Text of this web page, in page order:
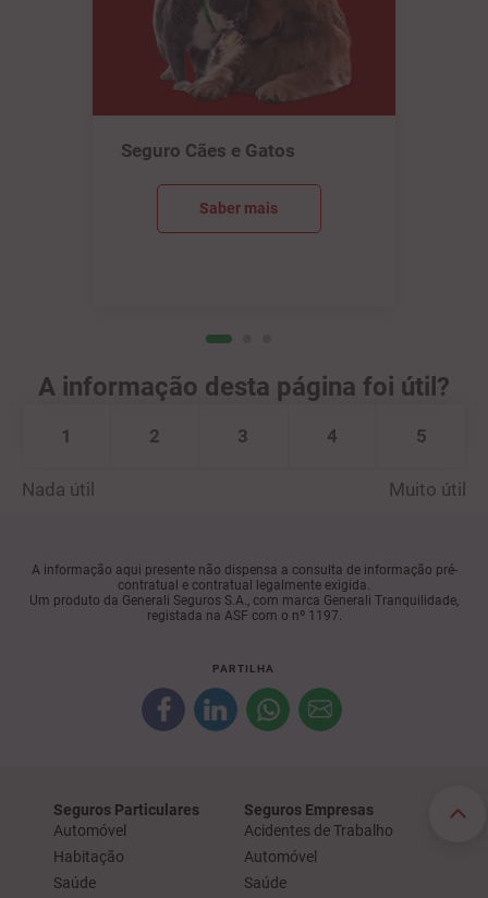
Seguro Cães e Gatos
Saber mais
A informação desta página foi útil?
Nada útil
1 2 3 4 5
Muito útil
A informação aqui presente não dispensa a consulta de informação pré-
contratual e contratual legalmente exigida.
Um produto da Generali Seguros S.A., com marca Generali Tranquilidade,
registada na ASF com o nº 1197.
PARTILHA
Seguros Particulares
Automóvel
Habitação
Saúde
Seguros Empresas
Acidentes de Trabalho
Automóvel
Saúde